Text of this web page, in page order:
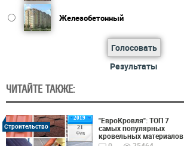
Железобетонный
Голосовать
Результаты
ЧИТАЙТЕ ТАКЖЕ:
2019
21
Фев
Строительство
"ЕвроКровля": ТОП 7
самых популярных
кровельных материалов